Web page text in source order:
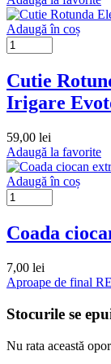
Adaugă în coș
Cutie
Irigare
59,00 lei
Adaugă la favorite
Adaugă în coș
Coada
7,00 lei
Aproape de final
Stocurile se
Nu rata această